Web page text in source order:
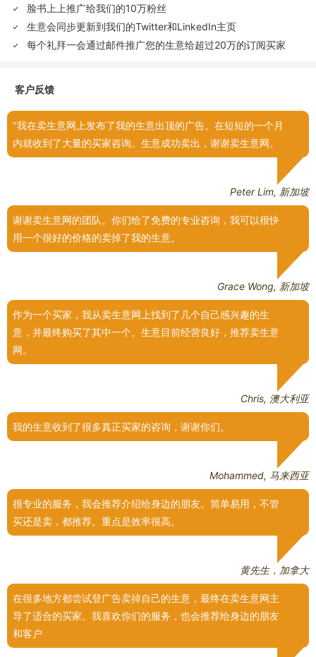
脸书上上推广给我们的10万粉丝
生意会同步更新到我们的Twitter和LinkedIn主页
每个礼拜一会通过邮件推广您的生意给超过20万的订阅买家
客户反馈
我在卖生意网上发布了我的生意出顶的广告。在短短的一个月
内就收到了大量的买家咨询。生意成功卖出，谢谢卖生意网。
Peter Lim, 新加坡
谢谢卖生意网的团队。你们给了免费的专业咨询，我可以很快
用一个很好的价格的卖掉了我的生意。
Grace Wong, 新加坡
作为一个买家，我从卖生意网上找到了几个自己感兴趣的生
意，并最终购买了其中一个。生意目前经营良好，推荐卖生意
网。
Chris, 澳大利亚
我的生意收到了很多真正买家的咨询，谢谢你们。
Mohammed, 马来西亚
很专业的服务，我会推荐介绍给身边的朋友。简单易用，不管
买还是卖，都推荐。重点是效率很高。
黄先生，加拿大
在很多地方都尝试登广告卖掉自己的生意，最终在卖生意网主
导了适合的买家。我喜欢你们的服务，也会推荐给身边的朋友
和客户